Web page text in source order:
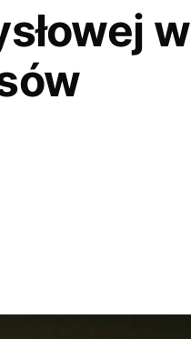
w